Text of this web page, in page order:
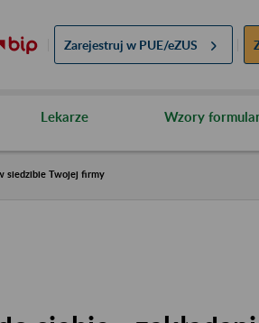
Zarejestruj w PUE/eZUS
Lekarze Wzory
siedzibie Twojej firmy